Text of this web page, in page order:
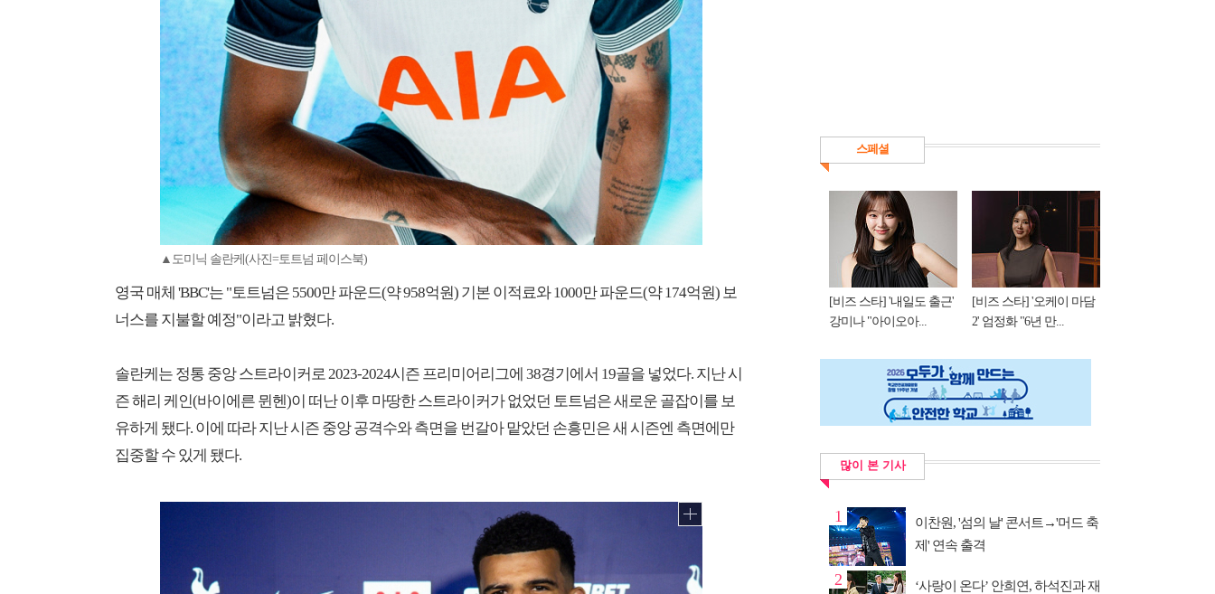
▲도미닉 솔란케(사진=토트넘 페이스북)
영국 매체 'BBC'는 "토트넘은 5500만 파운드(약 958억원) 기본 이적료와 1000만 파운드(약 174억원) 보
너스를 지불할 예정"이라고 밝혔다.
솔란케는 정통 중앙 스트라이커로 2023-2024시즌 프리미어리그에 38경기에서 19골을 넣었다. 지난 시
즌 해리 케인(바이에른 뮌헨)이 떠난 이후 마땅한 스트라이커가 없었던 토트넘은 새로운 골잡이를 보
유하게 됐다. 이에 따라 지난 시즌 중앙 공격수와 측면을 번갈아 맡았던 손흥민은 새 시즌엔 측면에만
집중할 수 있게 됐다.
스페셜
[비즈 스타] '내일도 출근'
강미나 "아이오아...
[비즈 스타] '오케이 마담
2' 엄정화 "6년 만...
많이 본 기사
1
이찬원, '섬의 날' 콘서트→'머드 축
제' 연속 출격
2
‘사랑이 온다’ 안희연, 하석진과 재